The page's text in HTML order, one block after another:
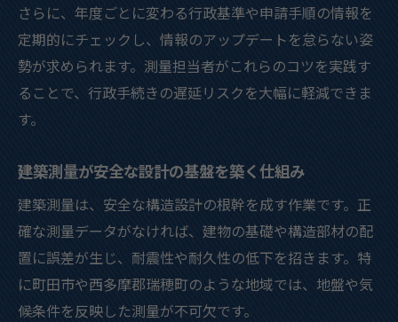
さらに、年度ごとに変わる行政基準や申請手順の情報を
定期的にチェックし、情報のアップデートを怠らない姿
勢が求められます。測量担当者がこれらのコツを実践す
ることで、行政手続きの遅延リスクを大幅に軽減できま
す。
建築測量が安全な設計の基盤を築く仕組み
建築測量は、安全な構造設計の根幹を成す作業です。正
確な測量データがなければ、建物の基礎や構造部材の配
置に誤差が生じ、耐震性や耐久性の低下を招きます。特
に町田市や西多摩郡瑞穂町のような地域では、地盤や気
候条件を反映した測量が不可欠です。